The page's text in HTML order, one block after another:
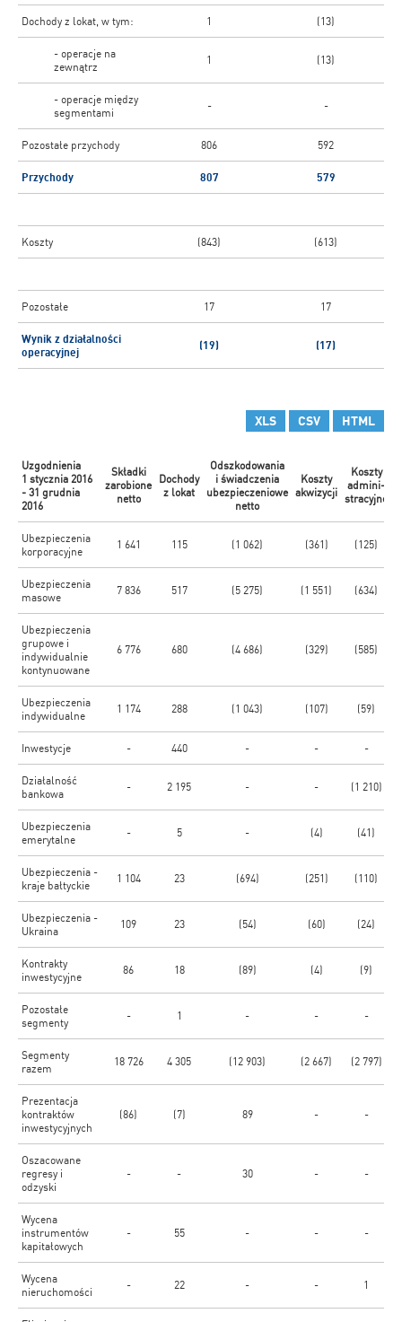
Dochody z lokat, w tym: 1 (13)
- operacje na
zewnątrz
1 (13)
- operacje między
segmentami
- -
Pozostałe przychody 806 592
Przychody 807 579
Koszty (843) (613)
Pozostałe 17 17
Wynik z działalności
operacyjnej
(19) (17)
XLS CSV HTML
Uzgodnienia
1 stycznia 2016
- 31 grudnia
2016
Składki
zarobione
netto
Dochody
z lokat
Odszkodowania
i świadczenia
ubezpieczeniowe
netto
Koszty
akwizycji
Koszty
admini-
stracyjne
Ubezpieczenia
korporacyjne
1 641 115 (1 062) (361) (125)
Ubezpieczenia
masowe
7 836 517 (5 275) (1 551) (634)
Ubezpieczenia
grupowe i
indywidualnie
kontynuowane
6 776 680 (4 686) (329) (585)
Ubezpieczenia
indywidualne
1 174 288 (1 043) (107) (59)
Inwestycje - 440 - - -
Działalność
bankowa
- 2 195 - - (1 210)
Ubezpieczenia
emerytalne
- 5 - (4) (41)
Ubezpieczenia -
kraje bałtyckie
1 104 23 (694) (251) (110)
Ubezpieczenia -
Ukraina
109 23 (54) (60) (24)
Kontrakty
inwestycyjne
86 18 (89) (4) (9)
Pozostałe
segmenty
- 1 - - -
Segmenty
razem
18 726 4 305 (12 903) (2 667) (2 797)
Prezentacja
kontraktów
inwestycyjnych
(86) (7) 89 - -
Oszacowane
regresy i
odzyski
- - 30 - -
Wycena
instrumentów
kapitałowych
- 55 - - -
Wycena
nieruchomości
- 22 - - 1